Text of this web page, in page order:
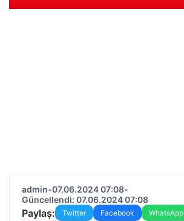
admin•07.06.2024 07:08•
Güncellendi: 07.06.2024 07:08
Paylaş: Twitter Facebook WhatsApp